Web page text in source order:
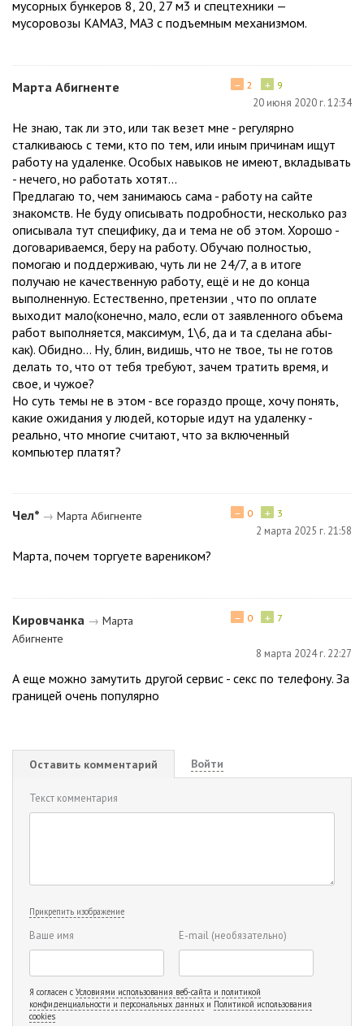
мусорных бункеров 8, 20, 27 м3 и спецтехники —
мусоровозы КАМАЗ, МАЗ с подъемным механизмом.
Марта Абигненте + 9
− 2
20 июня 2020 г. 12:34
Не знаю, так ли это, или так везет мне - регулярно
сталкиваюсь с теми, кто по тем, или иным причинам ищут
работу на удаленке. Особых навыков не имеют, вкладывать
- нечего, но работать хотят...
Предлагаю то, чем занимаюсь сама - работу на сайте
знакомств. Не буду описывать подробности, несколько раз
описывала тут специфику, да и тема не об этом. Хорошо -
договариваемся, беру на работу. Обучаю полностью,
помогаю и поддерживаю, чуть ли не 24/7, а в итоге
получаю не качественную работу, ещё и не до конца
выполненную. Естественно, претензии , что по оплате
выходит мало(конечно, мало, если от заявленного объема
работ выполняется, максимум, 1\6, да и та сделана абы-
как). Обидно... Ну, блин, видишь, что не твое, ты не готов
делать то, что от тебя требуют, зачем тратить время, и
свое, и чужое?
Но суть темы не в этом - все гораздо проще, хочу понять,
какие ожидания у людей, которые идут на удаленку -
реально, что многие считают, что за включенный
компьютер платят?
Чел* → Марта Абигненте + 3
− 0
2 марта 2025 г. 21:58
Марта, почем торгуете вареником?
Кировчанка → Марта
Абигненте
+ 7
− 0
8 марта 2024 г. 22:27
А еще можно замутить другой сервис - секс по телефону. За
границей очень популярно
Оставить комментарий Войти
Текст комментария
Прикрепить изображение
Ваше имя E-mail (необязательно)
Я согласен с Условиями использования веб-сайта и политикой
конфиденциальности и персональных данных и Политикой использования
cookies